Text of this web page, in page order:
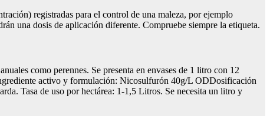
registradas para el control de una maleza, por ejemplo
una dosis de aplicación diferente. Compruebe siempre la etiqueta.
como perennes. Se presenta en envases de 1 litro con 12
activo y formulación: Nicosulfurón 40g/L ODDosificación
Tasa de uso por hectárea: 1-1,5 Litros. Se necesita un litro y